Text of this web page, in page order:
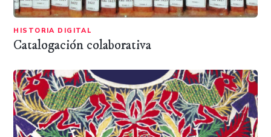
HISTORIA DIGITAL
Catalogación colaborativa